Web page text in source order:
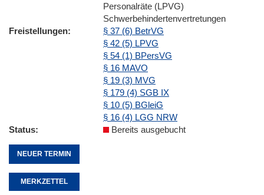
Personalräte (LPVG)
Schwerbehindertenvertretungen
Freistellungen
§ 37 (6) BetrVG
§ 42 (5) LPVG
§ 54 (1) BPersVG
§ 16 MAVO
§ 19 (3) MVG
§ 179 (4) SGB IX
§ 10 (5) BGleiG
§ 16 (4) LGG NRW
Status
Bereits ausgebucht
NEUER TERMIN
MERKZETTEL